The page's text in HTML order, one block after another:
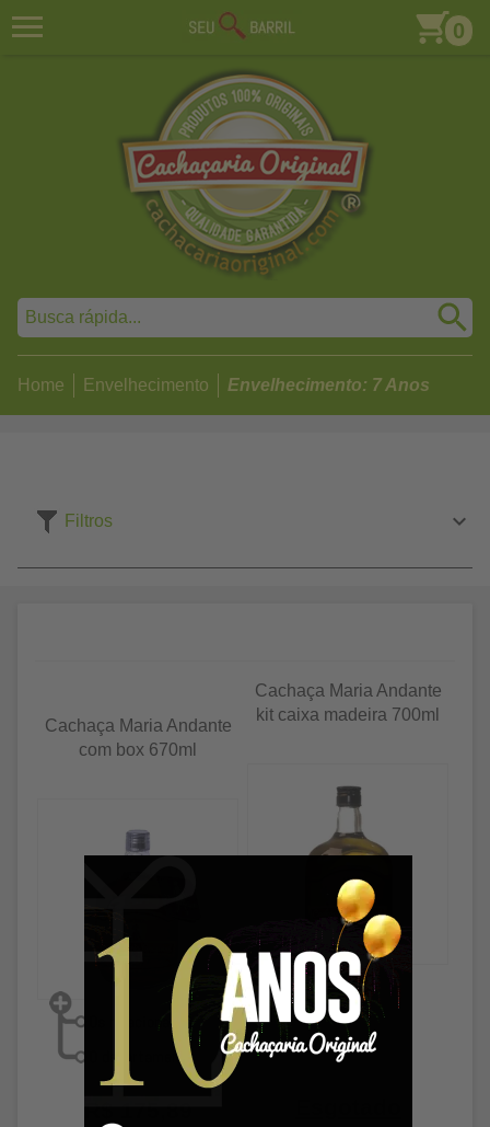
0
Home Envelhecimento Envelhecimento: 7 Anos
Filtros
Cachaça Maria Andante
com box 670ml
Cachaça Maria Andante
kit caixa madeira 700ml